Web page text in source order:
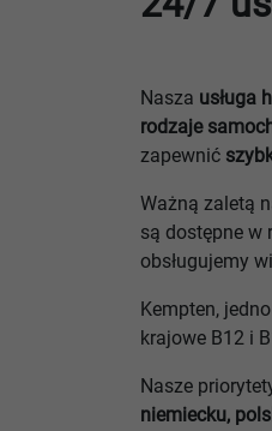
Nasza usługa
rodzaje
zapewnić
Ważną zaletą
są dostępne w
obsługujemy
Kempten,
krajowe B12 i
Nasze
niemiecku,